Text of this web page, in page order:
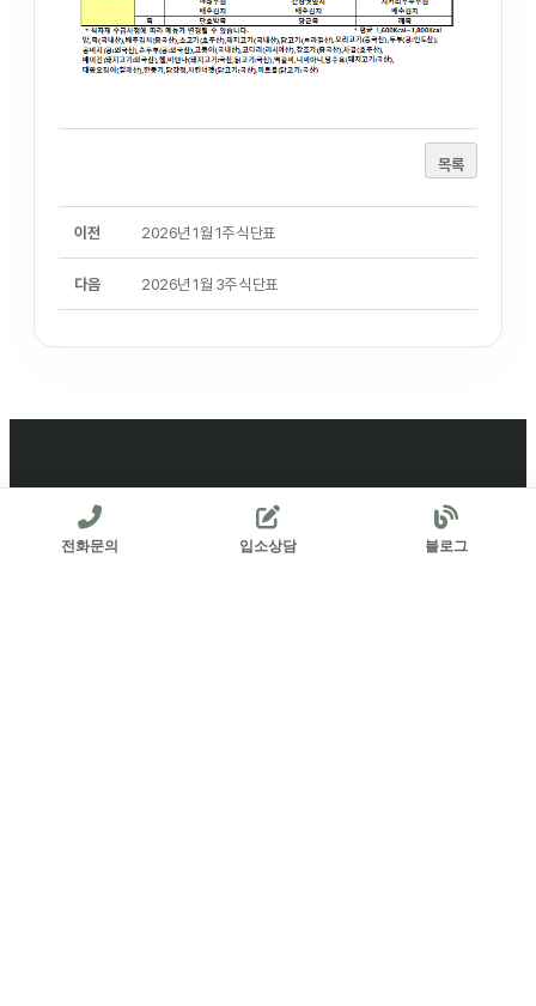
전화문의 입소상담 블로그
목록
이전 2026년 1월 1주 식단표
다음 2026년 1월 3주 식단표
부모님의 평온한 노후, 혼자 고민하지 마세요.
등급 신청부터 입소 절차까지, 전문 사회복지사가 친절하게 동행 자문해